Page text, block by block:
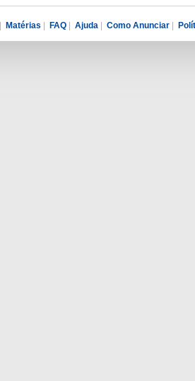
Matérias FAQ Ajuda Como Anunciar